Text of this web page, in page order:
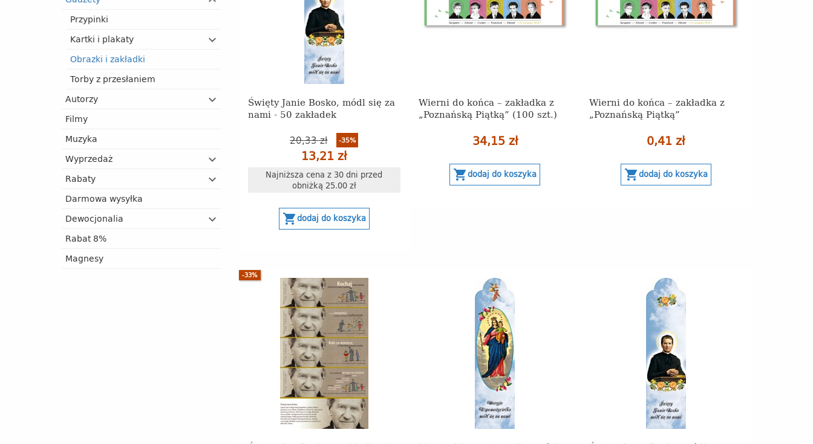
Przypinki
Kartki i plakaty
Obrazki i zakładki
Torby z przesłaniem
Autorzy
Filmy
Muzyka
Wyprzedaż
Rabaty
Darmowa wysyłka
Dewocjonalia
Rabat 8%
Magnesy
Święty Janie Bosko, módl się za
nami - 50 zakładek
20,33 zł -35%
13,21 zł
Najniższa cena z 30 dni przed
obniżką 25.00 zł
shopping_cartdodaj do koszyka
Wierni do końca – zakładka z
„Poznańską Piątką” (100 szt.)
34,15 zł
shopping_cartdodaj do koszyka
Wierni do końca – zakładka z
„Poznańską Piątką”
0,41 zł
shopping_cartdodaj do koszyka
-33%